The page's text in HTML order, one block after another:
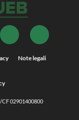
Note legali
02901400800